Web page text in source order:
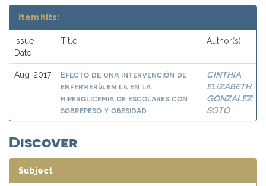
Item hits:
Issue
Date
Title Author(s)
Aug-2017
Efecto de una intervención de
enfermería en la en la
hiperglicemia de escolares con
sobrepeso y obesidad
CINTHIA
ELIZABETH
GONZALEZ
SOTO
Discover
Subject